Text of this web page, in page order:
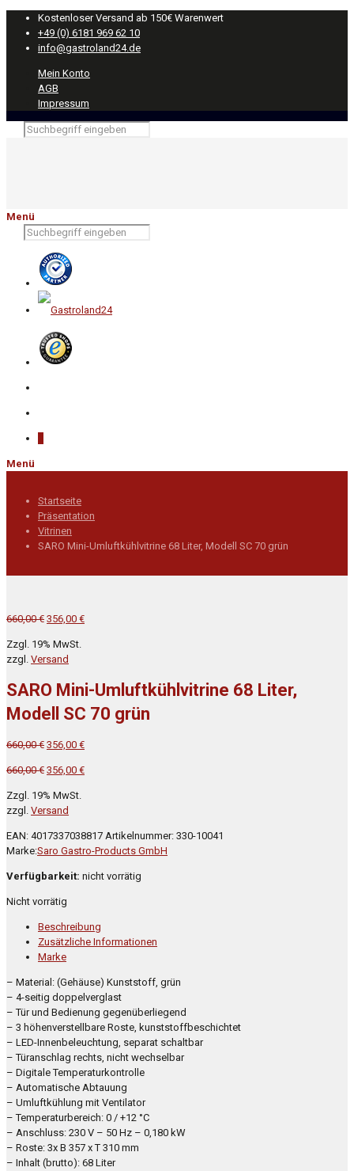
Kostenloser Versand ab 150€ Warenwert
+49 (0) 6181 969 62 10
info@gastroland24.de
Mein Konto
AGB
Impressum
Menü
Menü
Startseite
Präsentation
Vitrinen
SARO Mini-Umluftkühlvitrine 68 Liter, Modell SC 70 grün
660,00€ Ursprünglicher
war:
660,00 €
356,00 €Aktueller
Zzgl. 19% MwSt.
zzgl. Versand
SARO Mini-Umluftkühlvitrine 68 Liter,
Modell SC 70 grün
660,00€ Ursprünglicher
war:
660,00 €
356,00 €Aktueller
ist:
660,00€ Ursprünglicher
war:
660,00 €
356,00 €Aktueller
Zzgl. 19% MwSt.
zzgl. Versand
EAN: 4017337038817 Artikelnummer: 330-10041
Marke:Saro Gastro-Products GmbH
Verfügbarkeit: nicht vorrätig
Nicht vorrätig
Beschreibung
Zusätzliche Informationen
Marke
– Material: (Gehäuse) Kunststoff, grün
– 4-seitig doppelverglast
– Tür und Bedienung gegenüberliegend
– 3 höhenverstellbare Roste, kunststoffbeschichtet
– LED-Innenbeleuchtung, separat schaltbar
– Türanschlag rechts, nicht wechselbar
– Digitale Temperaturkontrolle
– Automatische Abtauung
– Umluftkühlung mit Ventilator
– Temperaturbereich: 0 / +12 °C
– Anschluss: 230 V – 50 Hz – 0,180 kW
– Roste: 3x B 357 x T 310 mm
– Inhalt (brutto): 68 Liter